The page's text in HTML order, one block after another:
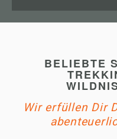
BELIEBTE
Wir erfüllen Dir